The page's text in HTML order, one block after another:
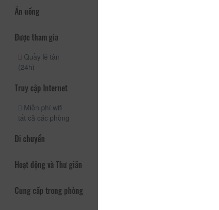
Ăn uống
Được tham gia
Quầy lễ tân
(24h)
Truy cập Internet
Miễn phí wifi
tất cả các phòng
Di chuyển
Hoạt động và Thư giãn
Cung cấp trong phòng